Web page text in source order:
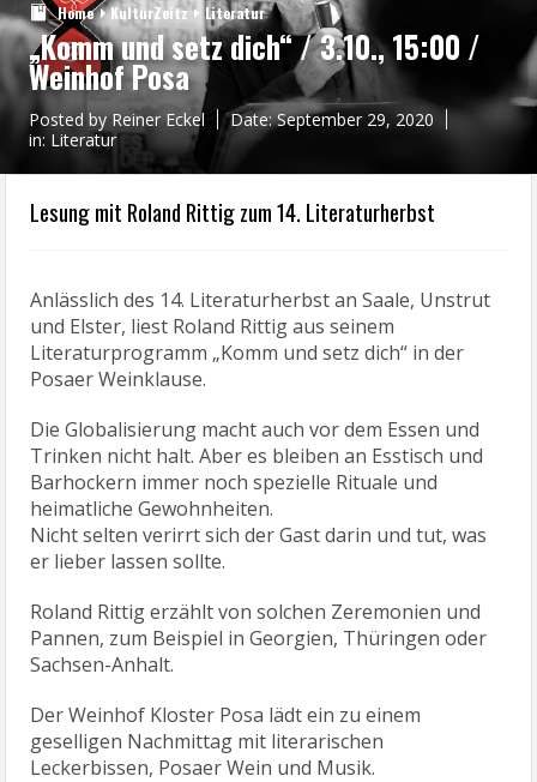
Home KulturZeitz Literatur
„Komm und setz dich“ / 3.10., 15:00 /
Weinhof Posa
Posted byReiner Eckel Date:September 29, 2020
in: Literatur
Lesung mit Roland Rittig zum 14. Literaturherbst
Anlässlich des 14. Literaturherbst an Saale, Unstrut
und Elster, liest Roland Rittig aus seinem
Literaturprogramm „Komm und setz dich“ in der
Posaer Weinklause.
Die Globalisierung macht auch vor dem Essen und
Trinken nicht halt. Aber es bleiben an Esstisch und
Barhockern immer noch spezielle Rituale und
heimatliche Gewohnheiten.
Nicht selten verirrt sich der Gast darin und tut, was
er lieber lassen sollte.
Roland Rittig erzählt von solchen Zeremonien und
Pannen, zum Beispiel in Georgien, Thüringen oder
Sachsen-Anhalt.
Der Weinhof Kloster Posa lädt ein zu einem
geselligen Nachmittag mit literarischen
Leckerbissen, Posaer Wein und Musik.